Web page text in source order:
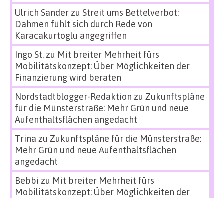
Ulrich Sanderzu Streit ums Bettelverbot:
Dahmen fühlt sich durch Rede von
Karacakurtoglu angegriffen
Ingo St.zu Mit breiter Mehrheit fürs
Mobilitätskonzept: Über Möglichkeiten der
Finanzierung wird beraten
Nordstadtblogger-Redaktion zu Zukunftspläne
für die Münsterstraße: Mehr Grün und neue
Aufenthaltsflächen angedacht
Trina zu Zukunftspläne für die Münsterstraße:
Mehr Grün und neue Aufenthaltsflächen
angedacht
Bebbi zu Mit breiter Mehrheit fürs
Mobilitätskonzept: Über Möglichkeiten der